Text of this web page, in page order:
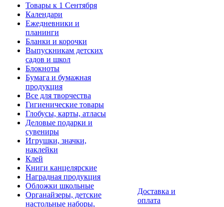
Товары к 1 Сентября
Календари
Ежедневники и
планинги
Бланки и корочки
Выпускникам детских
садов и школ
Блокноты
Бумага и бумажная
продукция
Все для творчества
Гигиенические товары
Глобусы, карты, атласы
Деловые подарки и
сувениры
Игрушки, значки,
наклейки
Клей
Книги канцелярские
Наградная продукция
Обложки школьные
Органайзеры, детские
настольные наборы,
Доставка и
оплата